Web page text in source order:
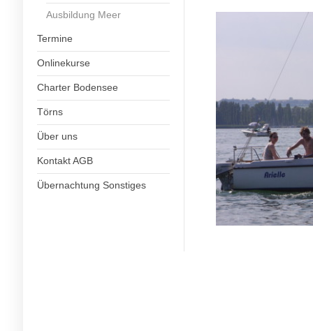
Ausbildung Meer
Termine
Onlinekurse
Charter Bodensee
Törns
Über uns
Kontakt AGB
Übernachtung Sonstiges